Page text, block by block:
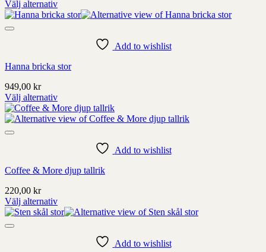
produktens
sida
Välj alternativ
Denna
produkt
kan
på
produktens
sida
Add to wishlist
Hanna bricka stor
949,00 kr
Välj alternativ
Denna
produkt
har
väljas
produktens
sida
Add to wishlist
Coffee & More djup tallrik
220,00 kr
Välj alternativ
Denna
produkt
Add to wishlist